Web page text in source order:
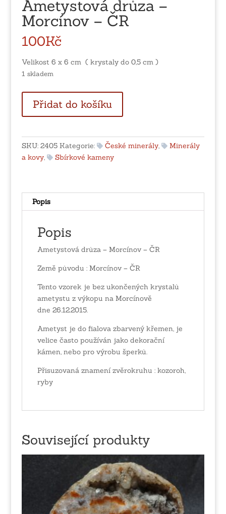
Ametystová drůza –
Morcínov – ČR
100Kč
Velikost 6 x 6 cm ( krystaly do 0,5 cm )
1 skladem
drůza
-
-
ČR
Přidat do košíku
SKU: 2405 Kategorie: České minerály,
Minerály
a kovy, Sbírkové kameny
Popis
Popis
Ametystová drůza – Morcínov – ČR
Země původu : Morcínov – ČR
Tento vzorek je bez ukončených krystalů
ametystu z výkopu na Morcínově
dne 26.12.2015.
Ametyst je do fialova zbarvený křemen, je
velice často používán jako dekorační
kámen, nebo pro výrobu šperků.
Přisuzovaná znamení zvěrokruhu : kozoroh,
ryby
Související produkty